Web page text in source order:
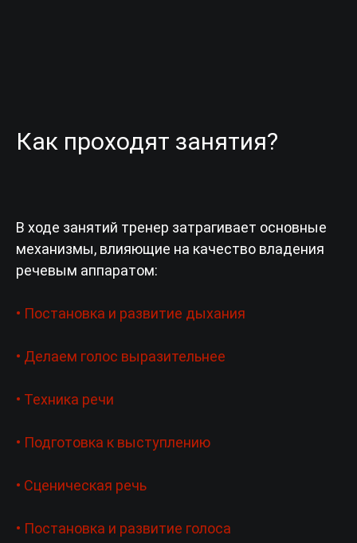
Как проходят занятия?
В ходе занятий тренер затрагивает основные
механизмы, влияющие на качество владения
речевым аппаратом:
• Постановка и развитие дыхания
• Делаем голос выразительнее
• Техника речи
• Подготовка к выступлению
• Сценическая речь
• Постановка и развитие голоса